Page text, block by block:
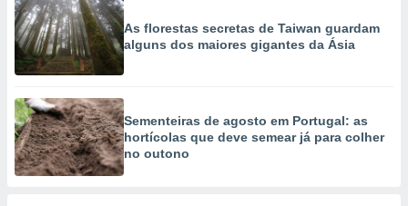
As florestas secretas de Taiwan guardam
alguns dos maiores gigantes da Ásia
Sementeiras de agosto em Portugal: as
hortícolas que deve semear já para colher
no outono